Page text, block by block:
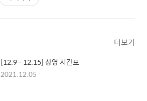
더보기
[12.9 - 12.15] 상영 시간표
2021.12.05